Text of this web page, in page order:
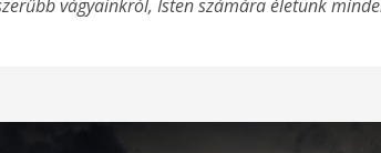
vágyainkról, Isten számára életünk